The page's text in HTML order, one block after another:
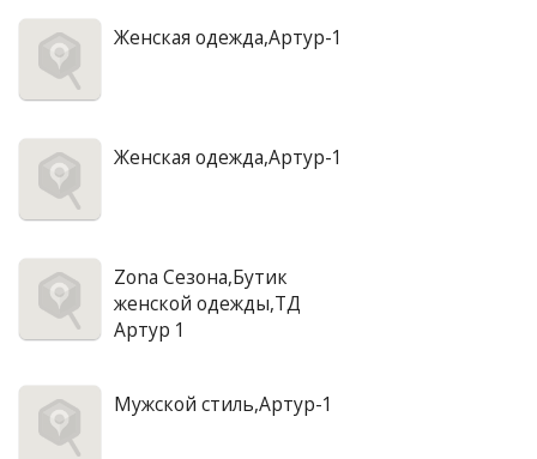
Женская одежда,Артур-1
Женская одежда,Артур-1
Zona Сезона,Бутик
женской одежды,ТД
Артур 1
Мужской стиль,Артур-1